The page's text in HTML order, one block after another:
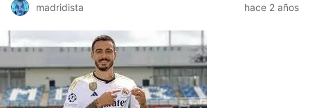
madridista hace 2 años